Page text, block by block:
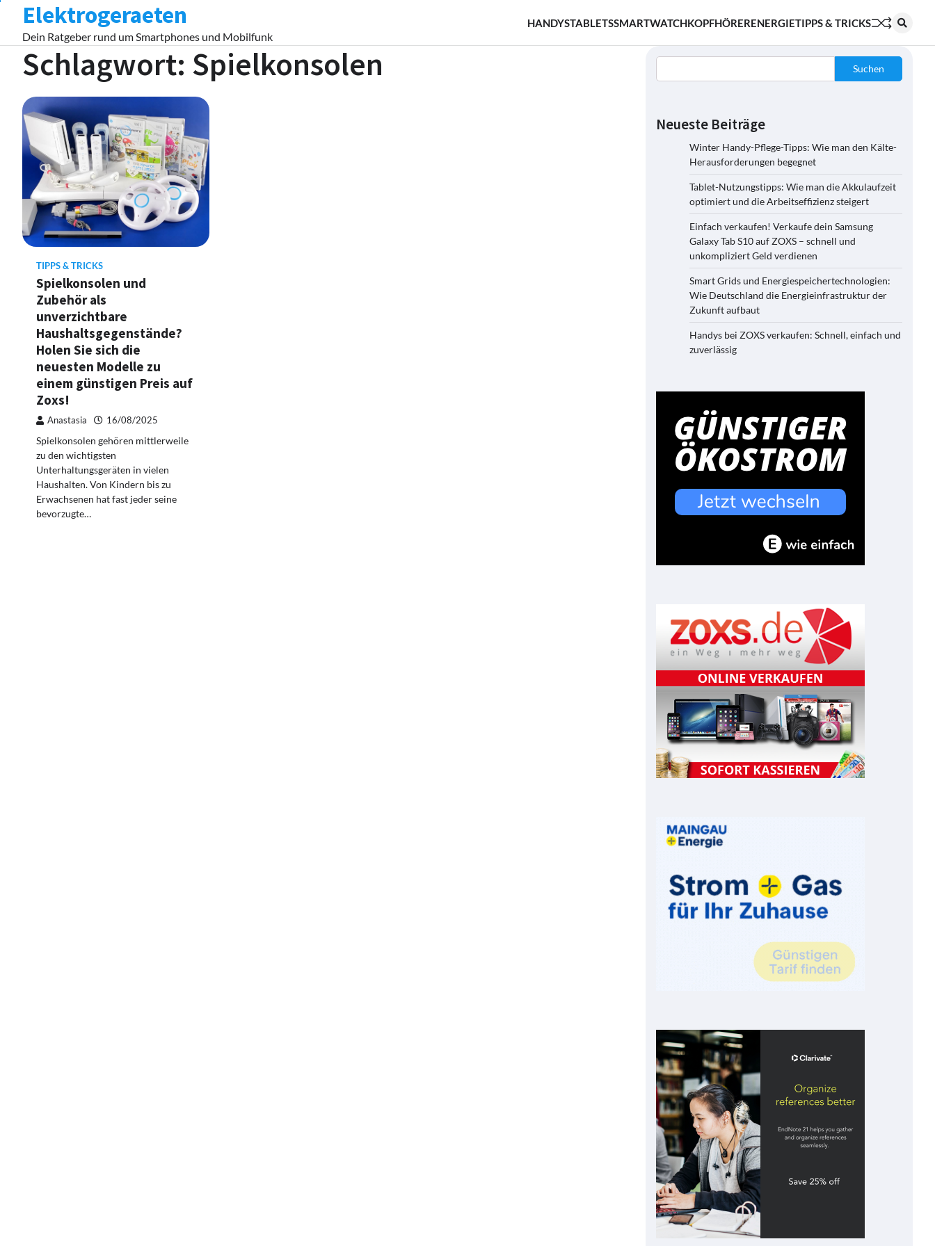
content
Elektrogeraeten
Dein Ratgeber rund um Smartphones und Mobilfunk
HANDYSTABLETSSMARTWATCHKOPFHÖRERENERGIETIPPS & TRICKS
Schlagwort: Spielkonsolen
TIPPS & TRICKS
Spielkonsolen und
Zubehör als
unverzichtbare
Haushaltsgegenstände?
Holen Sie sich die
neuesten Modelle zu
einem günstigen Preis auf
Zoxs!
Anastasia 16/08/2025
Spielkonsolen gehören mittlerweile
zu den wichtigsten
Unterhaltungsgeräten in vielen
Haushalten. Von Kindern bis zu
Erwachsenen hat fast jeder seine
bevorzugte…
Suchen
Neueste Beiträge
Winter Handy-Pflege-Tipps: Wie man den Kälte-
Herausforderungen begegnet
Tablet-Nutzungstipps: Wie man die Akkulaufzeit
optimiert und die Arbeitseffizienz steigert
Einfach verkaufen! Verkaufe dein Samsung
Galaxy Tab S10 auf ZOXS – schnell und
unkompliziert Geld verdienen
Smart Grids und Energiespeichertechnologien:
Wie Deutschland die Energieinfrastruktur der
Zukunft aufbaut
Handys bei ZOXS verkaufen: Schnell, einfach und
zuverlässig